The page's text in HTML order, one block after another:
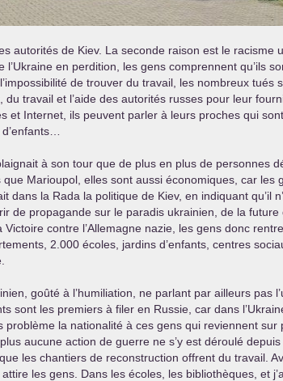
de Kiev. La seconde raison est le racisme
en perdition, les gens comprennent qu’ils
de trouver du travail, les nombreux tués
travail et l’aide des autorités russes pour leur
et Internet, ils peuvent parler à leurs proches qui
à son tour que de plus en plus de personnes
Marioupol, elles sont aussi économiques, car les
la Rada la politique de Kiev, en indiquant qu’il
propagande sur le paradis ukrainien, de la future
contre l’Allemagne nazie, les gens donc
2.000 écoles, jardins d’enfants, centres
goûté à l’humiliation, ne parlant par ailleurs pas
les premiers à filer en Russie, car dans
la nationalité à ces gens qui reviennent
aucune action de guerre ne s’y est déroulé
les chantiers de reconstruction offrent du travail.
les gens. Dans les écoles, les bibliothèques, et